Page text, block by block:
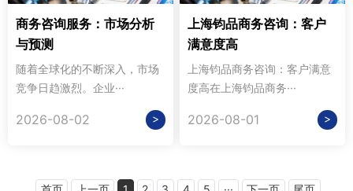
商务咨询服务：市场分析
与预测
随着全球化的不断深入，市场
竞争日趋激烈。企业···
2026-08-02 >
上海钧品商务咨询：客户
满意度高
上海钧品商务咨询：客户满意
度高在上海钧品商务···
2026-08-01 >